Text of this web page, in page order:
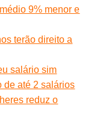
9% menor e
terão direito a
salário sim
de até 2 salários
reduz o